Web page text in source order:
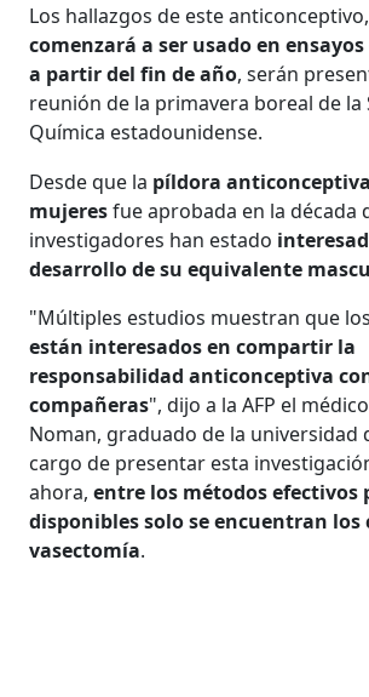
Los hallazgos de este
comenzará a ser usado en
a partir del fin de año, serán
reunión de la primavera boreal de la
Química estadounidense.
Desde que la píldora
mujeresfue aprobada en la década
investigadores han estado
desarrollo de su equivalente
"Múltiples estudios muestran que
están interesados en compartir la
responsabilidad anticonceptiva
compañeras", dijo a la AFP el
Noman, graduado de la universidad
cargo de presentar esta
ahora,entre los métodos efectivos
disponibles solo se encuentran los
vasectomía.